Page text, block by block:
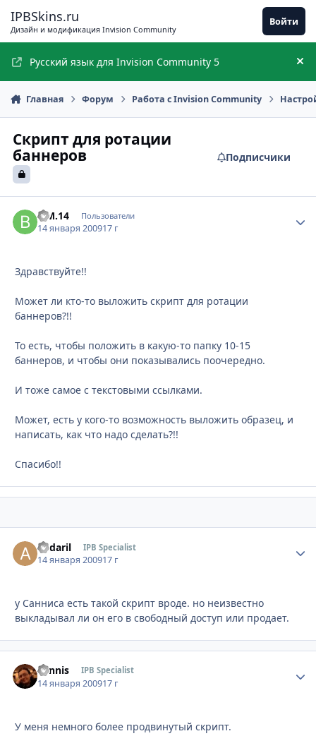
IPBSkins.ru
Дизайн и модификация Invision Community
Войти
Русский язык для Invision Community 5
Главная Форум Работа с Invision Community
Скрипт для ротации
баннеров
Подписчики
В.М.14 Пользователи
14 января 200917 г
Здравствуйте!!
Может ли кто-то выложить скрипт для ротации
баннеров?!!
То есть, чтобы положить в какую-то папку 10-15
баннеров, и чтобы они показывались поочередно.
И тоже самое с текстовыми ссылками.
Может, есть у кого-то возможность выложить образец, и
написать, как что надо сделать?!!
Спасибо!!
andaril IPB Specialist
14 января 200917 г
у Санниса есть такой скрипт вроде. но неизвестно
выкладывал ли он его в свободный доступ или продает.
Sannis IPB Specialist
14 января 200917 г
У меня немного более продвинутый скрипт.